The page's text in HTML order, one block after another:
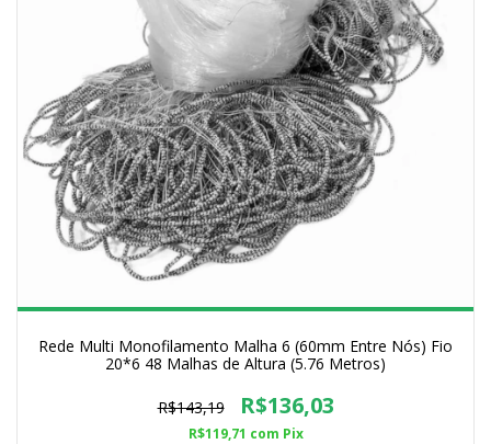
Rede Multi Monofilamento Malha 6 (60mm Entre Nós) Fio
20*6 48 Malhas de Altura (5.76 Metros)
R$143,19 R$136,03
R$119,71 com Pix